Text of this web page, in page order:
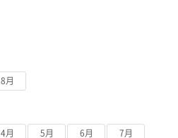
8月
4月 5月 6月 7月